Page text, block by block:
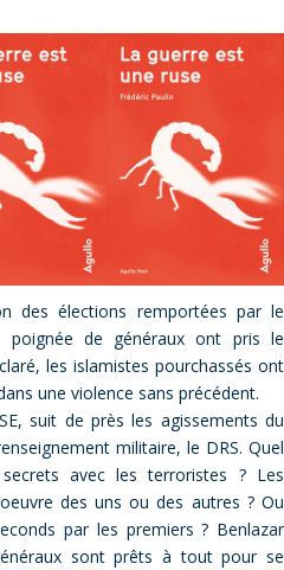
des élections remportées par le
poignée de généraux ont pris le
les islamistes pourchassés ont
une violence sans précédent.
suit de près les agissements du
militaire, le DRS. Quel
avec les terroristes ? Les
des uns ou des autres ? Ou
par les premiers ? Benlazar
sont prêts à tout pour se